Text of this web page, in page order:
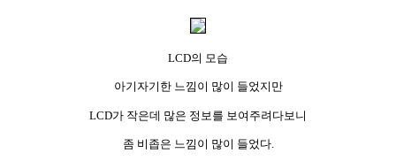
LCD의 모습
아기자기한 느낌이 많이 들었지만
LCD가 작은데 많은 정보를 보여주려다보니
좀 비좁은 느낌이 많이 들었다.